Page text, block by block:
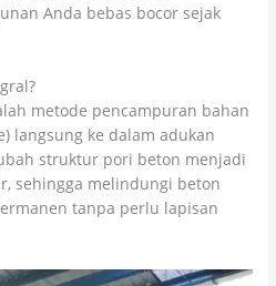
Anda bebas bocor sejak
metode pencampuran bahan
langsung ke dalam adukan
struktur pori beton menjadi
sehingga melindungi beton
tanpa perlu lapisan